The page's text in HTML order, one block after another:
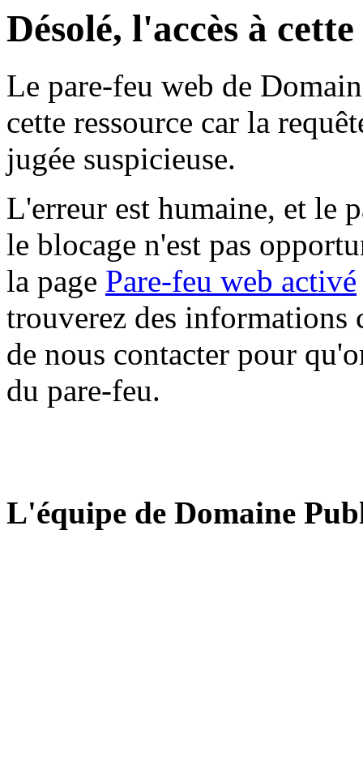
Désolé, l'accès à
Le pare-feu web de
cette ressource car la
jugée suspicieuse.
L'erreur est humaine, et le
le blocage n'est pas
la page Pare-feu web activé
trouverez des informations
de nous contacter pour
du pare-feu.
L'équipe de Domaine